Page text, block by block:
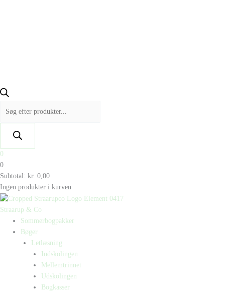
0
0
Subtotal: kr. 0,00
Ingen produkter i kurven
Straarup & Co
Sommerbogpakker
Bøger
Letlæsning
Indskolingen
Mellemtrinnet
Udskolingen
Bogkasser